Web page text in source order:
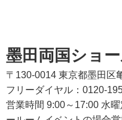
墨田両国ショ
〒130-0014 東京都墨田区
フリーダイヤル：0120-
営業時間 9:00～17:00 水